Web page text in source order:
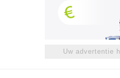
Uw advertentie